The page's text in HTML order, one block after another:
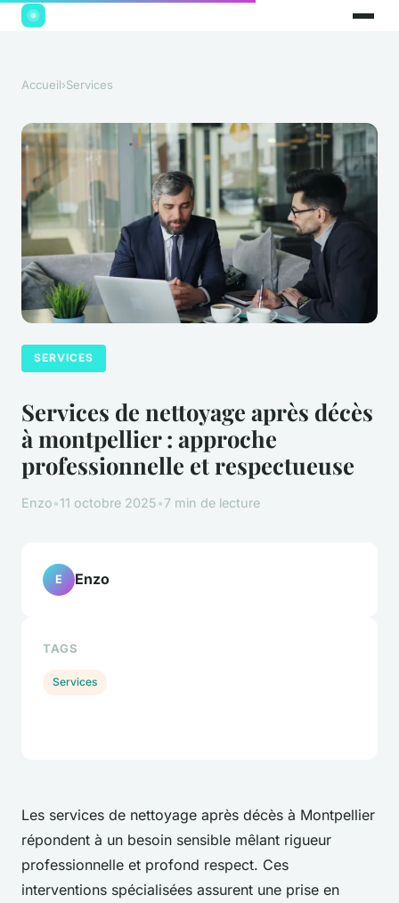
Accueil›Services
SERVICES
Services de nettoyage après décès
à montpellier : approche
professionnelle et respectueuse
Enzo•11 octobre 2025•7 min de lecture
Les services de nettoyage après décès à Montpellier
répondent à un besoin sensible mêlant rigueur
professionnelle et profond respect. Ces
interventions spécialisées assurent une prise en
E Enzo
TAGS
Services